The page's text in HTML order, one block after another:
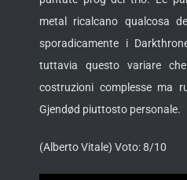
metal ricalcano qualcosa
sporadicamente i
tuttavia questo variare
costruzioni complesse ma
Gjendød piuttosto personale.
(Alberto Vitale) Voto: 8/10